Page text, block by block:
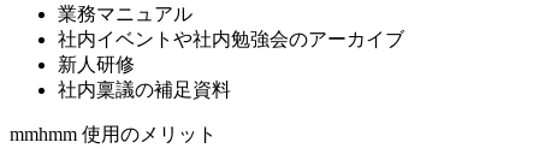
業務マニュアル
社内イベントや社内勉強会のアーカイブ
新人研修
社内稟議の補足資料
mmhmm 使用のメリット